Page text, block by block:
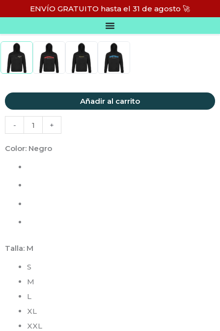
al
contenido
ENVÍO GRATUITO hasta el 31 de agosto 🚀
HOODIE UNISEX
Añadir al carrito
-
Hoodie
Unisex
cantidad
+
Color: Negro
Talla: M
S
M
L
XL
XXL